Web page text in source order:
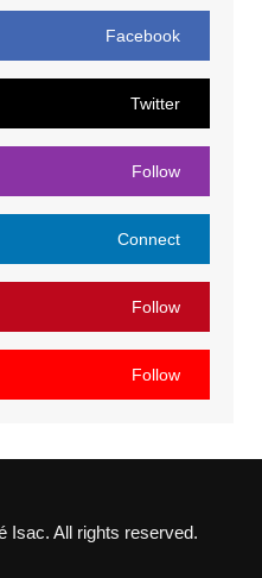
Facebook
Twitter
Follow
Connect
Follow
Follow
Isac. All rights reserved.